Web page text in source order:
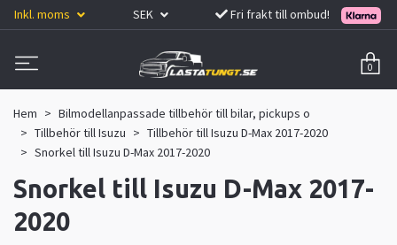
Inkl. moms SEK Fri frakt till ombud!
0
Hem
Bilmodellanpassade tillbehör till bilar, pickups o
Tillbehör till Isuzu
Tillbehör till Isuzu D-Max 2017-2020
Snorkel till Isuzu D-Max 2017-2020
Snorkel till Isuzu D-Max 2017-
2020